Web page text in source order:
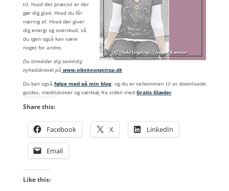
til, hvad det præcist er der
gør dig glad. Hvad du får
næring af. Hvad der giver
dig energi og overskud, så
du igen også kan være
noget for andre.
Du tilmelder dig samtidig
nyhedsbrevet på www.vibekeungstrup.dk
Du kan også følge med på min blog, og du er velkommen til at downloade
guides, meditatoner og værktøj fra siden med Gratis Glæder
Share this:
Facebook X LinkedIn
Email
Like this: